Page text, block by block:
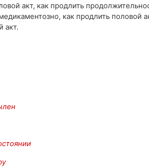
акт, как продлить
как продлить половой
акт.